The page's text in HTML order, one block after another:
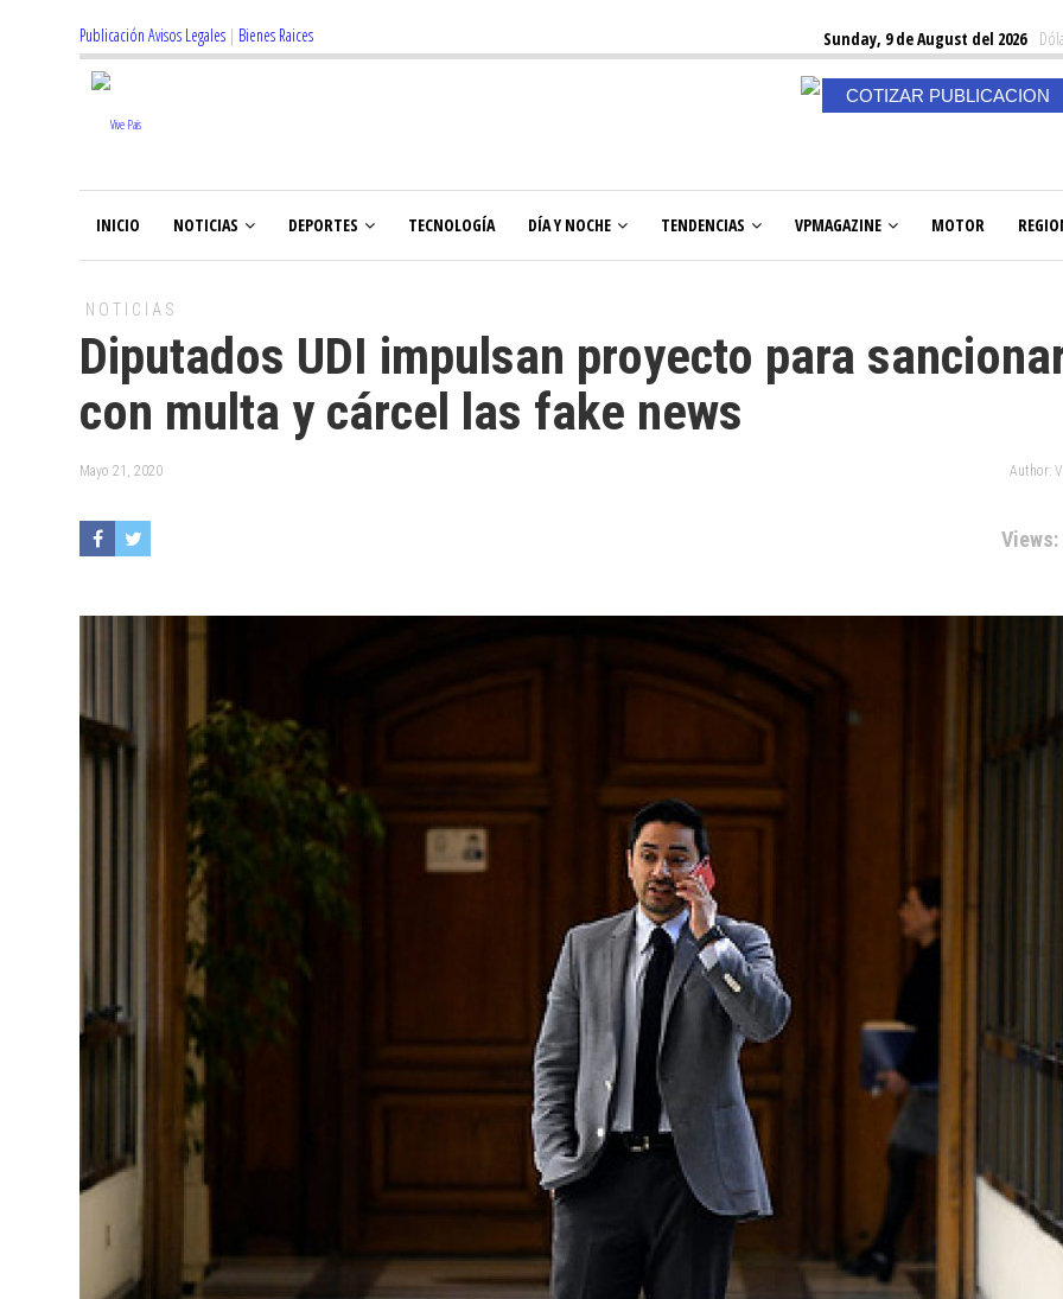
Publicación Avisos Legales | Bienes Raices Sunday, 9 de August del 2026
COTIZAR PUBLICACION
INICIO NOTICIAS DEPORTES TECNOLOGÍA DÍA Y NOCHE TENDENCIAS VPMAGAZINE MOTOR
NOTICIAS
Diputados UDI impulsan proyecto para
con multa y cárcel las fake news
Mayo 21, 2020 Author:
Views: